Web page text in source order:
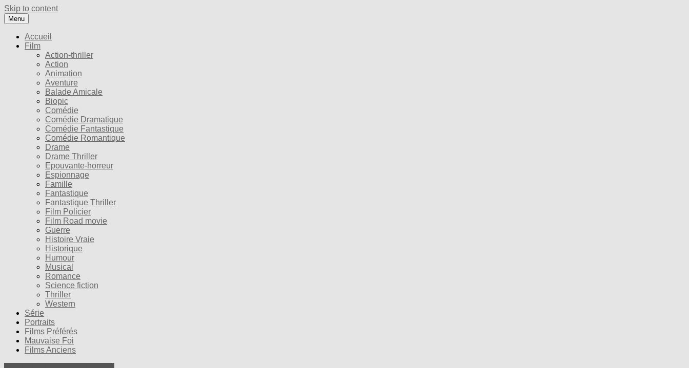
Skip to content
Menu
Accueil
Film
Action-thriller
Action
Animation
Aventure
Balade Amicale
Biopic
Comédie
Comédie Dramatique
Comédie Fantastique
Comédie Romantique
Drame
Drame Thriller
Epouvante-horreur
Espionnage
Famille
Fantastique
Fantastique Thriller
Film Policier
Film Road movie
Guerre
Histoire Vraie
Historique
Humour
Musical
Romance
Science fiction
Thriller
Western
Série
Portraits
Films Préférés
Mauvaise Foi
Films Anciens